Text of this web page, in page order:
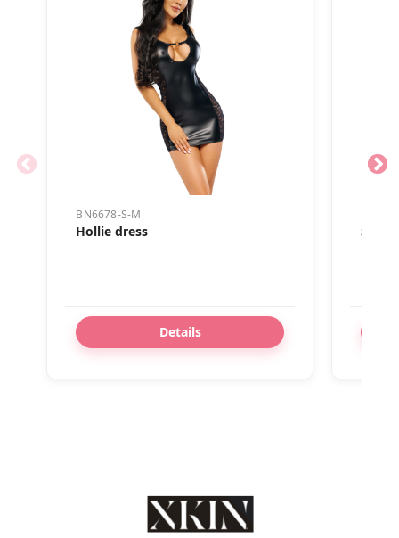
szlafroki oraz bodystockingi. Każdy model łączy
wysokiej jakości materiały, takie jak koronka,
satyna czy delikatna siateczka, z nowoczesnym,
kobiecym designem.
BN6678-S-M
Hollie dress
Details
Sheryl